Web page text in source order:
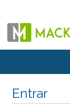
Entrar